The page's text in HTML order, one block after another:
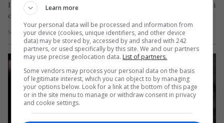
Ioana Avasiloaiei, o tânără de naționalitate română de 26 de ani
care locuiește în Anglia, în orașul Dartford din comitatul…
Scris de Redacția Jurnal de Emigrant - luni, 2 ianuarie 2023
Learn more
Your personal data will be processed and information from
your device (cookies, unique identifiers, and other device
data) may be stored by, accessed by and shared with 242
partners, or used specifically by this site. We and our partners
may use precise geolocation data. List of partners.
Some vendors may process your personal data on the basis
of legitimate interest, which you can object to by managing
your options below. Look for a link at the bottom of this page
or in the site menu to manage or withdraw consent in privacy
and cookie settings.